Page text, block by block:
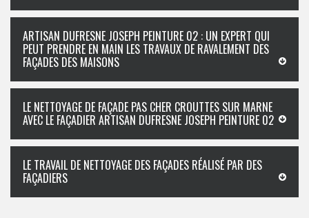
ARTISAN DUFRESNE JOSEPH PEINTURE 02 : UN EXPERT QUI
PEUT PRENDRE EN MAIN LES TRAVAUX DE RAVALEMENT DES
FAÇADES DES MAISONS
LE NETTOYAGE DE FAÇADE PAS CHER CROUTTES SUR MARNE
AVEC LE FAÇADIER ARTISAN DUFRESNE JOSEPH PEINTURE 02
LE TRAVAIL DE NETTOYAGE DES FAÇADES RÉALISÉ PAR DES
FAÇADIERS